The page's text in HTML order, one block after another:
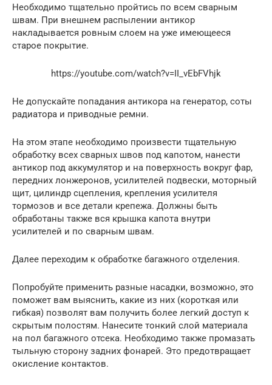
Необходимо тщательно пройтись по всем сварным
швам. При внешнем распылении антикор
накладывается ровным слоем на уже имеющееся
старое покрытие.
https://youtube.com/watch?v=II_vEbFVhjk
Не допускайте попадания антикора на генератор, соты
радиатора и приводные ремни.
На этом этапе необходимо произвести тщательную
обработку всех сварных швов под капотом, нанести
антикор под аккумулятор и на поверхность вокруг фар,
передних лонжеронов, усилителей подвески, моторный
щит, цилиндр сцепления, крепления усилителя
тормозов и все детали крепежа. Должны быть
обработаны также вся крышка капота внутри
усилителей и по сварным швам.
Далее переходим к обработке багажного отделения.
Попробуйте применить разные насадки, возможно, это
поможет вам выяснить, какие из них (короткая или
гибкая) позволят вам получить более легкий доступ к
скрытым полостям. Нанесите тонкий слой материала
на пол багажного отсека. Необходимо также промазать
тыльную сторону задних фонарей. Это предотвращает
окисление контактов.